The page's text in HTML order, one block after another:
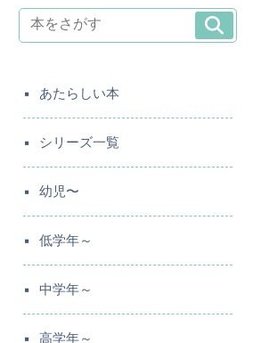
あたらしい本
シリーズ一覧
幼児〜
低学年～
中学年～
高学年～